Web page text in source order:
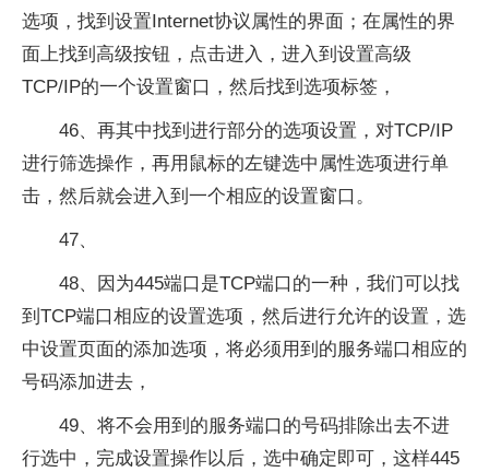
选项，找到设置Internet协议属性的界面；在属性的界
面上找到高级按钮，点击进入，进入到设置高级
TCP/IP的一个设置窗口，然后找到选项标签，
46、再其中找到进行部分的选项设置，对TCP/IP
进行筛选操作，再用鼠标的左键选中属性选项进行单
击，然后就会进入到一个相应的设置窗口。
47、
48、因为445端口是TCP端口的一种，我们可以找
到TCP端口相应的设置选项，然后进行允许的设置，选
中设置页面的添加选项，将必须用到的服务端口相应的
号码添加进去，
49、将不会用到的服务端口的号码排除出去不进
行选中，完成设置操作以后，选中确定即可，这样445